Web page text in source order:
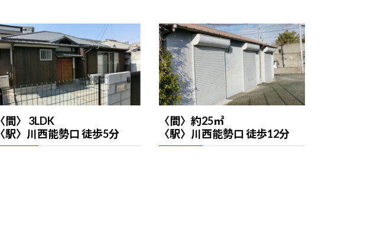
〈間〉 3LDK
〈駅〉川西能勢口 徒歩5分
〈間〉約25㎡
〈駅〉川西能勢口 徒歩12分